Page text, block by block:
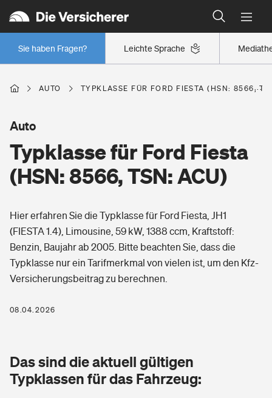
Leichte Sprache
Sie haben Fragen?
Wer versichert was: Jetzt Versicherer finden
Regionalklassen: So ist Ihre Region eingestuft
Wer versichert was: Jetzt Versicherer finden
Berufsunfähigkeitsversicherung
Erwerbsunfähigkeitsversicherung
Grundfähigkeitsversicherung
Arbeitsrechtsschutz
Berufshaftpflichtversicherung
Zur Übersicht
Tools
Wohnen
Elementarversicherung
Glasversicherung
Freizeit
Pri­vate Haft­pflicht­
Kinderunfall­ver­si­che­rung
Gesundheit
Private Krankenversicherung
Dread-Disease-Versicherung
AUTO TYPKLASSE FÜR FORD FIESTA (HSN: 8566,
Typklasse für Ford Fiesta
(HSN: 8566, TSN: ACU)
Auto
Hier erfahren Sie die Typklasse für Ford Fiesta, JH1
(FIESTA 1.4), Limousine, 59 kW, 1388 ccm, Kraftstoff:
Benzin, Baujahr ab 2005. Bitte beachten Sie, dass die
Typklasse nur ein Tarifmerkmal von vielen ist, um den Kfz-
Versicherungsbeitrag zu berechnen.
08.04.2026
Das sind die aktuell gültigen
Typklassen für das Fahrzeug: